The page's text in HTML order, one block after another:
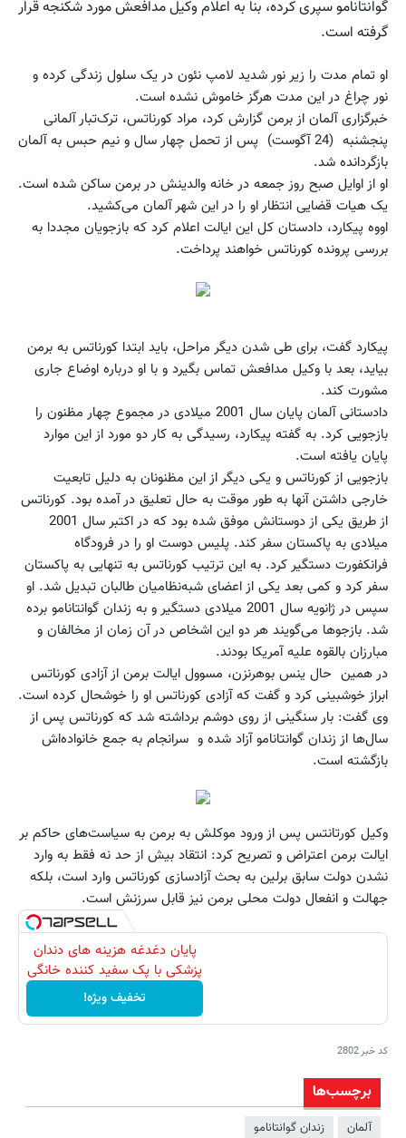
گوانتانامو سپری کرده، بنا به اعلام وکیل مدافعش مورد شکنجه قرار
گرفته است.
او تمام مدت را زیر نور شدید لامپ نئون در یک سلول زندگی کرده و
نور چراغ در این مدت هرگز خاموش نشده است.
خبرگزاری آلمان از برمن گزارش کرد، مراد کورناتس، ترک‌تبار آلمانی
پنجشنبه (24 آگوست) پس از تحمل چهار سال و نیم حبس به آلمان
بازگردانده شد.
او از اوایل صبح روز جمعه در خانه والدینش در برمن ساکن شده است.
یک هیات قضایی انتظار او را در این شهر آلمان می‌کشید.
اووه پیکارد، دادستان کل این ایالت اعلام کرد که بازجویان مجددا به
بررسی پرونده کورناتس خواهند پرداخت.
پیکارد گفت، برای طی شدن دیگر مراحل، باید ابتدا کورناتس به برمن
بیاید، بعد با وکیل مدافعش تماس بگیرد و با او درباره اوضاع جاری
مشورت کند.
دادستانی آلمان پایان سال 2001 میلادی در مجموع چهار مظنون را
بازجویی کرد. به گفته پیکارد، رسیدگی به کار دو مورد از این موارد
پایان یافته است.
بازجویی از کورناتس و یکی دیگر از این مظنونان به دلیل تابعیت
خارجی داشتن آنها به طور موقت به حال تعلیق در آمده بود. کورناتس
از طریق یکی از دوستانش موفق شده بود که در اکتبر سال 2001
میلادی به پاکستان سفر کند. پلیس دوست او را در فرودگاه
فرانکفورت دستگیر کرد. به این ترتیب کورناتس به تنهایی به پاکستان
سفر کرد و کمی بعد یکی از اعضای شبه‌نظامیان طالبان تبدیل شد. او
سپس در ژانویه سال 2001 میلادی دستگیر و به زندان گوانتانامو برده
شد. بازجوها می‌گویند هر دو این اشخاص در آن زمان از مخالفان و
مبارزان بالقوه علیه آمریکا بودند.
در همین حال ینس بوهرنزن، مسوول ایالت برمن از آزادی کورناتس
ابراز خوشبینی کرد و گفت که آزادی کورناتس او را خوشحال کرده است.
وی گفت: بار سنگینی از روی دوشم برداشته شد که کورناتس پس از
سال‌ها از زندان گوانتانامو آزاد شده و سرانجام به جمع خانواده‌اش
بازگشته است.
وکیل کورتانتس پس از ورود موکلش به برمن به سیاست‌های حاکم بر
ایالت برمن اعتراض و تصریح کرد: انتقاد بیش از حد نه فقط به وارد
نشدن دولت سابق برلین به بحث آزادسازی کورناتس وارد است، بلکه
جهالت و انفعال دولت محلی برمن نیز قابل سرزنش است.
پایان دغدغه هزینه های دندان
پزشکی با پک سفید کننده خانگی
تخفیف ویژه!
کد خبر2802
برچسب‌ها
آلمان زندان گوانتانامو